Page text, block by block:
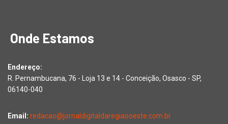
Onde Estamos
Endereço:
R. Pernambucana, 76 - Loja 13 e 14 - Conceição, Osasco - SP,
06140-040
Email: redacao@jornaldigitaldaregiaooeste.com.br